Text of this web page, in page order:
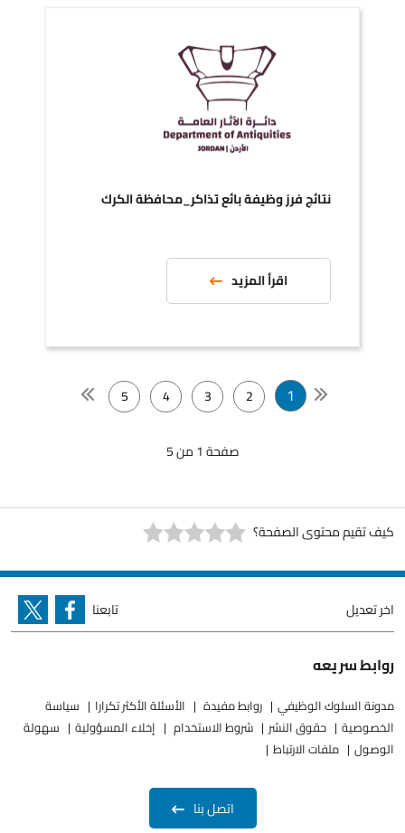
نتائج فرز وظيفة بائع تذاكر_محافظة الكرك
اقرأ المزيد
1
2
3
4
5
صفحة 1 من 5
كيف تقيم محتوى الصفحة؟
اخر تعديل تابعنا
روابط سريعه
مدونة السلوك الوظيفي روابط مفيدة الأسئلة الأكثر تكرارا
سياسة
الخصوصية
حقوق النشر شروط الاستخدام إخلاء المسؤولية
سهولة
الوصول
ملفات الارتباط
اتصل بنا